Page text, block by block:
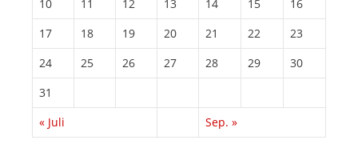
10
11 12 13 14 15
16
17
18 19 20 21 22
23
24
25 26 27 28 29
30
31
« Juli
Sep. »